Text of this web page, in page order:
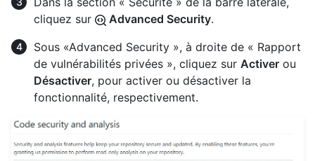
cliquez sur
Advanced Security.
Sous «Advanced Security », à droite de « Rapport
de vulnérabilités privées », cliquez sur Activer ou
Désactiver, pour activer ou désactiver la
fonctionnalité, respectivement.